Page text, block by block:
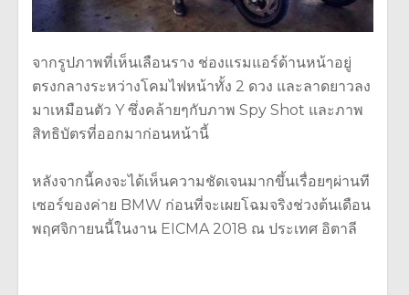
จากรูปภาพที่เห็นเลือนราง ช่องแรมแอร์ด้านหน้าอยู่
ตรงกลางระหว่างโคมไฟหน้าทั้ง 2 ดวง และลาดยาวลง
มาเหมือนตัว Y ซึ่งคล้ายๆกับภาพ Spy Shot และภาพ
สิทธิบัตรที่ออกมาก่อนหน้านี้
หลังจากนี้คงจะได้เห็นความชัดเจนมากขึ้นเรื่อยๆผ่านที
เซอร์ของค่าย BMW ก่อนที่จะเผยโฉมจริงช่วงต้นเดือน
พฤศจิกายนนี้ในงาน EICMA 2018 ณ ประเทศ อิตาลี